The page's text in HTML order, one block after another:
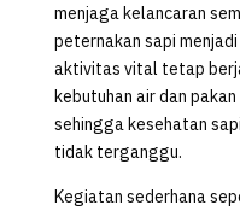
menjaga kelancaran
peternakan sapi
aktivitas vital tetap
kebutuhan air dan
sehingga kesehatan
tidak terganggu.
Kegiatan sederhana